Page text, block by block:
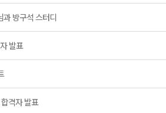
방구석 스터디
발표
격자 발표